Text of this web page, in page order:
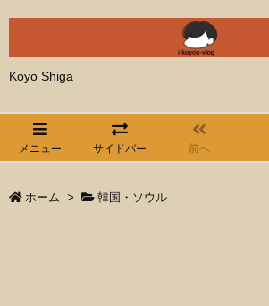
Koyo Shiga
メニュー サイドバー 前へ
ホーム > 韓国・ソウル